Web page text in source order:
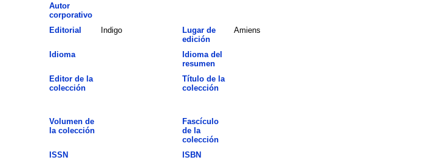
Autor
corporativo
Editorial Indigo
Lugar de
edición
Amiens
Idioma
Idioma del
resumen
Editor de la
colección
Título de la
colección
Volumen de
la colección
Fascículo
de la
colección
ISSN ISBN